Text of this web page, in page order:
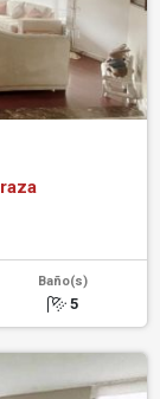
Baño(s)
5